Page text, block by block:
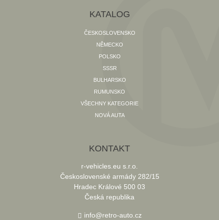
KATALOG
ČESKOSLOVENSKO
NĚMECKO
POLSKO
SSSR
BULHARSKO
RUMUNSKO
VŠECHNY KATEGORIE
NOVÁ AUTA
KONTAKT
r-vehicles.eu s.r.o.
Československé armády 282/15
Hradec Králové 500 03
Česká republika
info@retro-auto.cz